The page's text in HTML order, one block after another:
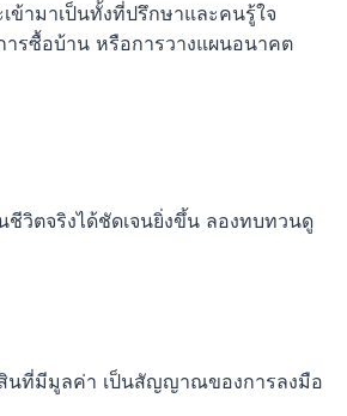
ามาเป็นทั้งที่ปรึกษาและคนรู้ใจ
รซื้อบ้าน หรือการวางแผนอนาคต
วิตจริงได้ชัดเจนยิ่งขึ้น ลองทบทวนดู
นที่มีมูลค่า เป็นสัญญาณของการลงมือ